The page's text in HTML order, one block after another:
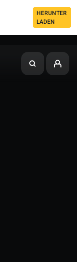
HERUNTER
LADEN